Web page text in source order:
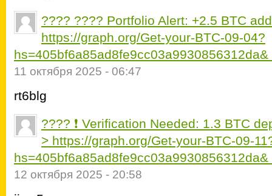
???? ???? Portfolio Alert: +2.5 BTC
https://graph.org/Get-your-BTC-09-04?
hs=405bf6a85ad8fe9cc03a9930856312da&
11 октября 2025 - 06:47
rt6blg
???? ❗ Verification Needed: 1.3 BTC
> https://graph.org/Get-your-BTC-09-
hs=405bf6a85ad8fe9cc03a9930856312da&
12 октября 2025 - 20:58